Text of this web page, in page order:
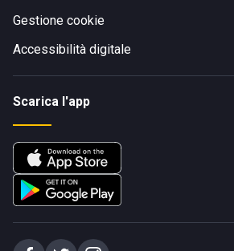
Gestione cookie
Accessibilità digitale
Scarica l'app